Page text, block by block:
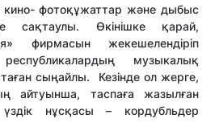
кино- фотоқұжаттар және дыбыс
сақтаулы. Өкінішке қарай,
фирмасын жекешелендіріп
музыкалық
сыңайлы. Кезінде ол жерге,
айтуынша, таспаға жазылған
нұсқасы – кордубльдер